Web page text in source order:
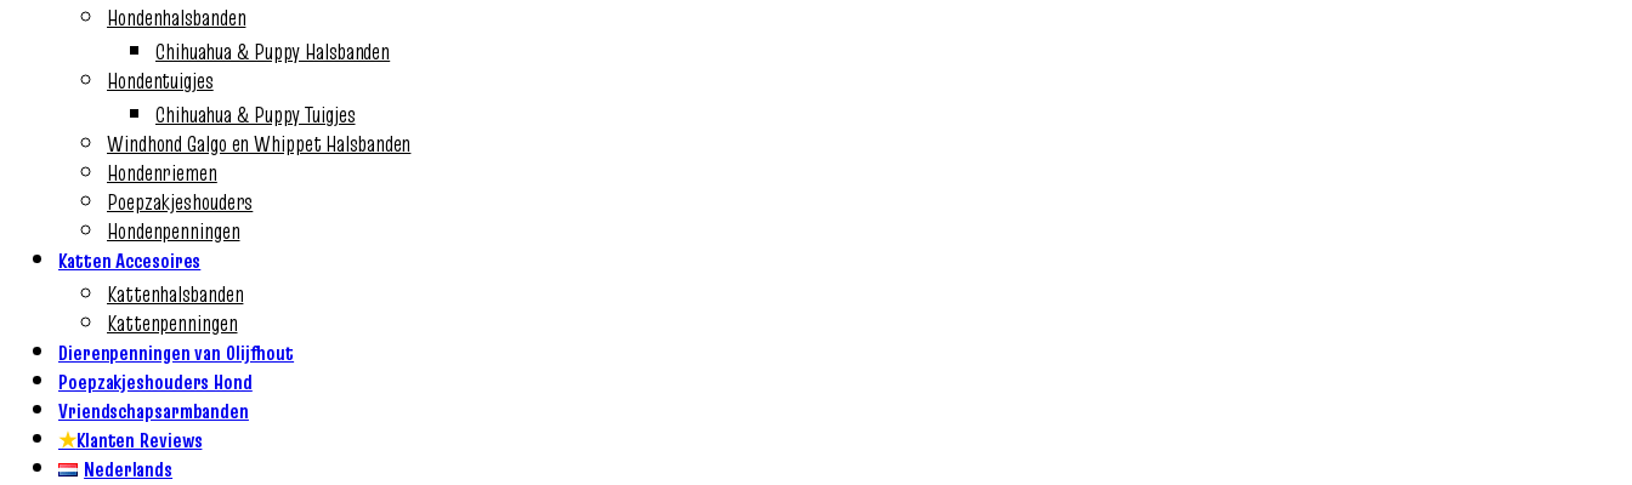
Hondenhalsbanden
Chihuahua & Puppy Halsbanden
Hondentuigjes
Chihuahua & Puppy Tuigjes
Windhond Galgo en Whippet Halsbanden
Hondenriemen
Poepzakjeshouders
Hondenpenningen
Katten Accesoires
Kattenhalsbanden
Kattenpenningen
Dierenpenningen van Olijfhout
Poepzakjeshouders Hond
Vriendschapsarmbanden
★Klanten Reviews
Nederlands